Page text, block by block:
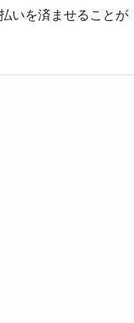
いを済ませることが